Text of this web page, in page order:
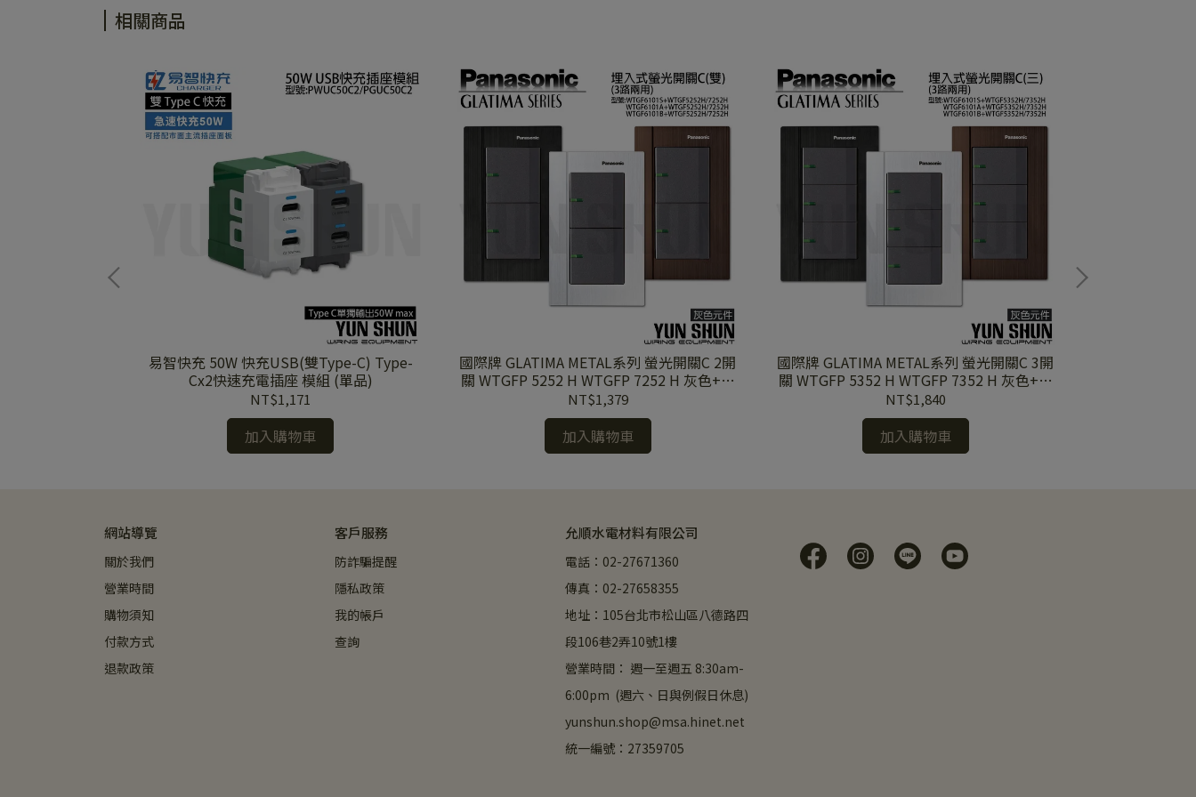
相關商品
易智快充 50W 快充USB(雙Type-C) Type-
Cx2快速充電插座 模組 (單品)
NT$1,171
加入購物車
國際牌 GLATIMA METAL系列 螢光開關C 2開
關 WTGFP 5252 H WTGFP 7252 H 灰色+鋁
合金蓋板
NT$1,379
加入購物車
國際牌 GLATIMA METAL系列 螢光開關C 3開
關 WTGFP 5352 H WTGFP 7352 H 灰色+鋁
合金蓋板
NT$1,840
加入購物車
網站導覽
關於我們
營業時間
購物須知
付款方式
退款政策
客戶服務
防詐騙提醒
隱私政策
我的帳戶
查詢
允順水電材料有限公司
電話：02-27671360
傳真：02-27658355
地址：105台北市松山區八德路四
段106巷2弄10號1樓
營業時間： 週一至週五 8:30am-
6:00pm  (週六、日與例假日休息)
yunshun.shop@msa.hinet.net
統一編號：27359705